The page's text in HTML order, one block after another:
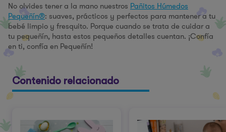
No olvides tener a la mano nuestros Pañitos Húmedos
Pequeñín®: suaves, prácticos y perfectos para mantener a tu
bebé limpio y fresquito. Porque cuando se trata de cuidar a
tu pequeñín, hasta estos pequeños detalles cuentan. ¡Confía
en ti, confía en Pequeñín!
Contenido relacionado